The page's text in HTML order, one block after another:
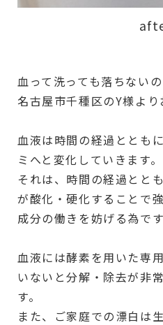
血って洗っても落ちないの
名古屋市千種区のY様より
血液は時間の経過ととも
ミへと変化していきます。
それは、時間の経過とと
が酸化・硬化することで
成分の働きを妨げる為です
血液には酵素を用いた専
いないと分解・除去が非
す。
また、ご家庭での漂白は